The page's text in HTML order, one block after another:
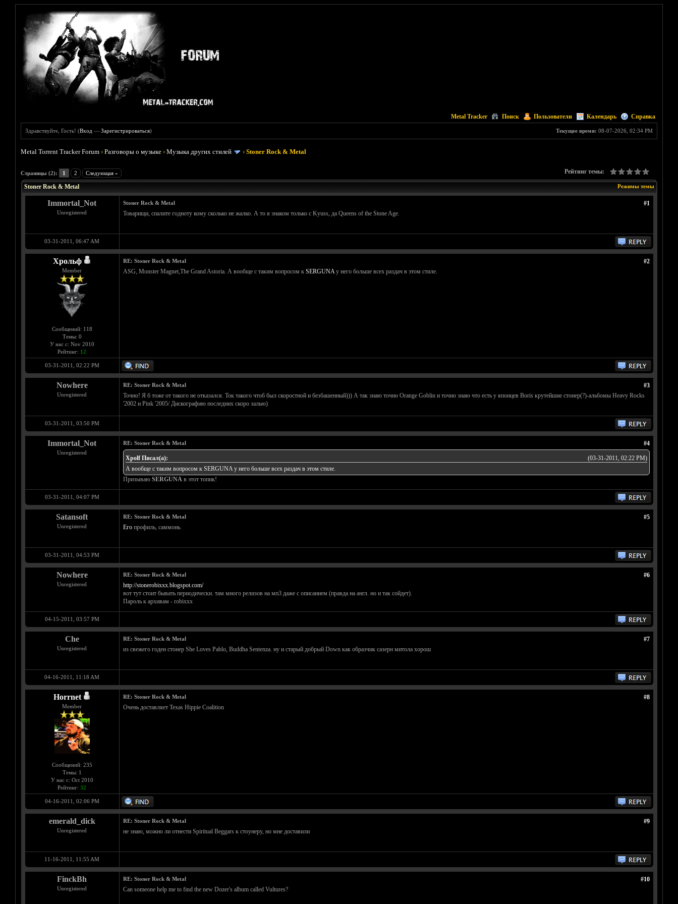
Metal Tracker Поиск Пользователи Календарь Справка
Текущее время: 08-07-2026, 02:34 PM
Здравствуйте, Гость! (Вход —Зарегистрироваться)
Metal Torrent Tracker Forum ›Разговоры о музыке ›Музыка других стилей ›Stoner Rock & Metal
Страницы (2): 1 2 Следующая » Рейтинг темы:
Голосов: 0 - Средняя оценка: 0
1
2
3
4
5
Режимы темы
Stoner Rock & Metal
Immortal_Not
Unregistered
#1
Stoner Rock & Metal
Товарищи, спалите годноту кому сколько не жалко. А то я знаком только c Kyuss, да Queens of the Stone Age.
03-31-2011, 06:47 AM
Хрольф
Member
Сообщений: 118
Темы: 0
У нас с: Nov 2010
Рейтинг: 12
#2
RE: Stoner Rock & Metal
ASG, Monster Magnet,The Grand Astoria. А вообще с таким вопросом к SERGUNAу него больше всех раздач в этом стиле.
03-31-2011, 02:22 PM
Nowhere
Unregistered
#3
RE: Stoner Rock & Metal
Точно! Я б тоже от такого не отказался. Ток такого чтоб был скоростной и безбашенный))) А так знаю точно Orange Goblin и точно знаю что есть у японцев Boris крутейшие стонер(?)-альбомы Heavy Rocks
'2002 и Pink '2005/ Дискографию последних скоро залью)
03-31-2011, 03:50 PM
Immortal_Not
Unregistered
#4
RE: Stoner Rock & Metal
(03-31-2011, 02:22 PM)
Xpolf Писал(а):
А вообще с таким вопросом к SERGUNAу него больше всех раздач в этом стиле.
Призываю SERGUNAв этот топик!
03-31-2011, 04:07 PM
Satansoft
Unregistered
#5
RE: Stoner Rock & Metal
Егопрофиль, саммонь.
03-31-2011, 04:53 PM
Nowhere
Unregistered
#6
RE: Stoner Rock & Metal
http://stonerobixxx.blogspot.com/
вот тут стоит бывать периодически. там много релизов на мп3 даже с описанием (правда на англ. но и так сойдет).
Пароль к архивам - robixxx
04-15-2011, 03:57 PM
Che
Unregistered
#7
RE: Stoner Rock & Metal
из свежего годен стонер She Loves Pablo, Buddha Sentenza. ну и старый добрый Down как образчик сазерн митола хорош
04-16-2011, 11:18 AM
Horrnet
Member
Сообщений: 235
Темы: 1
У нас с: Oct 2010
Рейтинг: 32
#8
RE: Stoner Rock & Metal
Очень доставляет Texas Hippie Coalition
04-16-2011, 02:06 PM
emerald_dick
Unregistered
#9
RE: Stoner Rock & Metal
не знаю, можно ли отнести Spiritual Beggars к стоунеру, но мне доставили
11-16-2011, 11:55 AM
FinckBh
Unregistered
#10
RE: Stoner Rock & Metal
Can someone help me to find the new Dozer's album called Vultures?